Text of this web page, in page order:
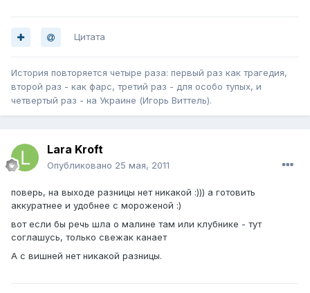
Цитата
История повторяется четыре раза: первый раз как трагедия,
второй раз - как фарс, третий раз - для особо тупых, и
четвертый раз - на Украине (Игорь Виттель).
Lara Kroft
Опубликовано 25 мая, 2011
поверь, на выходе разницы нет никакой :))) а готовить
аккуратнее и удобнее с мороженой :)
вот если бы речь шла о малине там или клубнике - тут
соглашусь, только свежак канает
А с вишней нет никакой разницы.